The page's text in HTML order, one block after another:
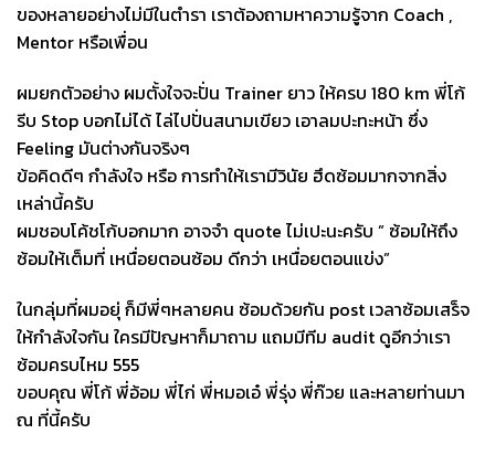
ของหลายอย่างไม่มีในตำรา เราต้องถามหาความรู้จาก Coach ,
Mentor หรือเพื่อน
ผมยกตัวอย่าง ผมตั้งใจจะปั่น Trainer ยาว ให้ครบ 180 km พี่โก้
รีบ Stop บอกไม่ได้ ไล่ไปปั่นสนามเขียว เอาลมปะทะหน้า ซึ่ง
Feeling มันต่างกันจริงๆ
ข้อคิดดีๆ กำลังใจ หรือ การทำให้เรามีวินัย ฮึดซ้อมมากจากสิ่ง
เหล่านี้ครับ
ผมชอบโค้ชโก้บอกมาก อาจจำ quote ไม่เปะนะครับ ” ซ้อมให้ถึง
ซ้อมให้เต็มที่ เหนื่อยตอนซ้อม ดีกว่า เหนื่อยตอนแข่ง”
ในกลุ่มที่ผมอยุ่ ก็มีพี่ๆหลายคน ซ้อมด้วยกัน post เวลาซ้อมเสร็จ
ให้กำลังใจกัน ใครมีปัญหาก็มาถาม แถมมีทีม audit ดูอีกว่าเรา
ซ้อมครบไหม 555
ขอบคุณ พี่โก้ พี่อ้อม พี่ไก่ พี่หมอเอ๋ พี่รุ่ง พี่ก๊วย และหลายท่านมา
ณ ที่นี้ครับ